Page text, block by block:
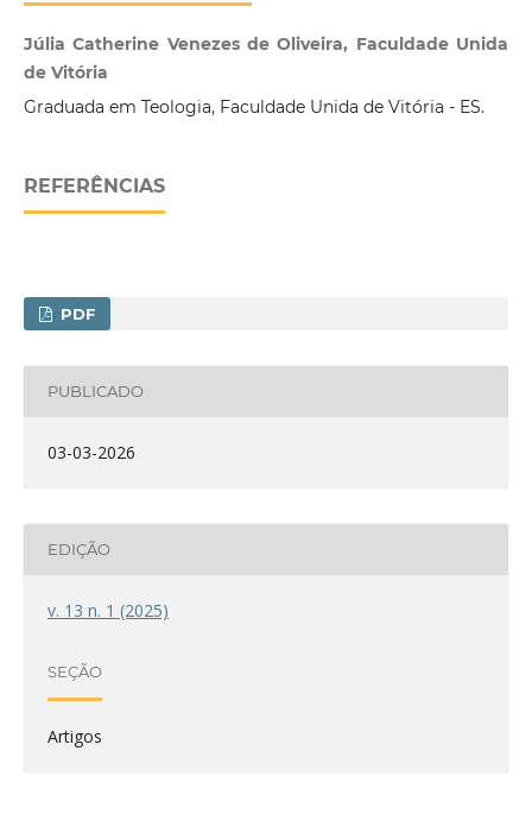
Júlia Catherine Venezes de Oliveira, Faculdade Unida
de Vitória
Graduada em Teologia, Faculdade Unida de Vitória - ES.
REFERÊNCIAS
PDF
PUBLICADO
03-03-2026
EDIÇÃO
v. 13 n. 1 (2025)
SEÇÃO
Artigos